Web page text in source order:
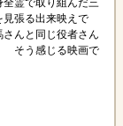
霊で取り組んだ三
張る出来映えで
んと同じ役者さん
そう感じる映画で